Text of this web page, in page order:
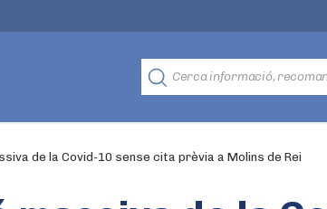
de la Covid-10 sense cita prèvia a Molins de Rei